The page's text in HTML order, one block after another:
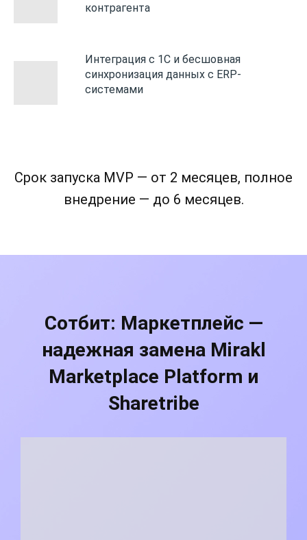
контрагента
Интеграция с 1С и бесшовная
синхронизация данных с ERP-
системами
Срок запуска MVP — от 2 месяцев, полное
внедрение — до 6 месяцев.
Сотбит: Маркетплейс —
надежная замена Mirakl
Marketplace Platform и
Sharetribe